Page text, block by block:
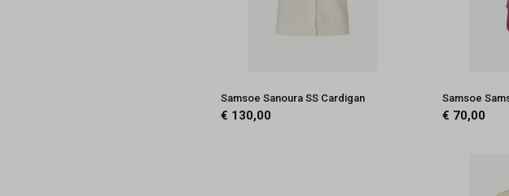
Samsoe Sanoura SS Cardigan
€ 130,00
Samsoe
€ 70,00